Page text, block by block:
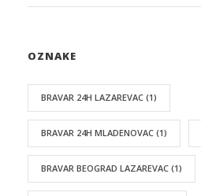
OZNAKE
BRAVAR 24H LAZAREVAC (1)
BRAVAR 24H MLADENOVAC (1)
BRAVAR BEOGRAD LAZAREVAC (1)